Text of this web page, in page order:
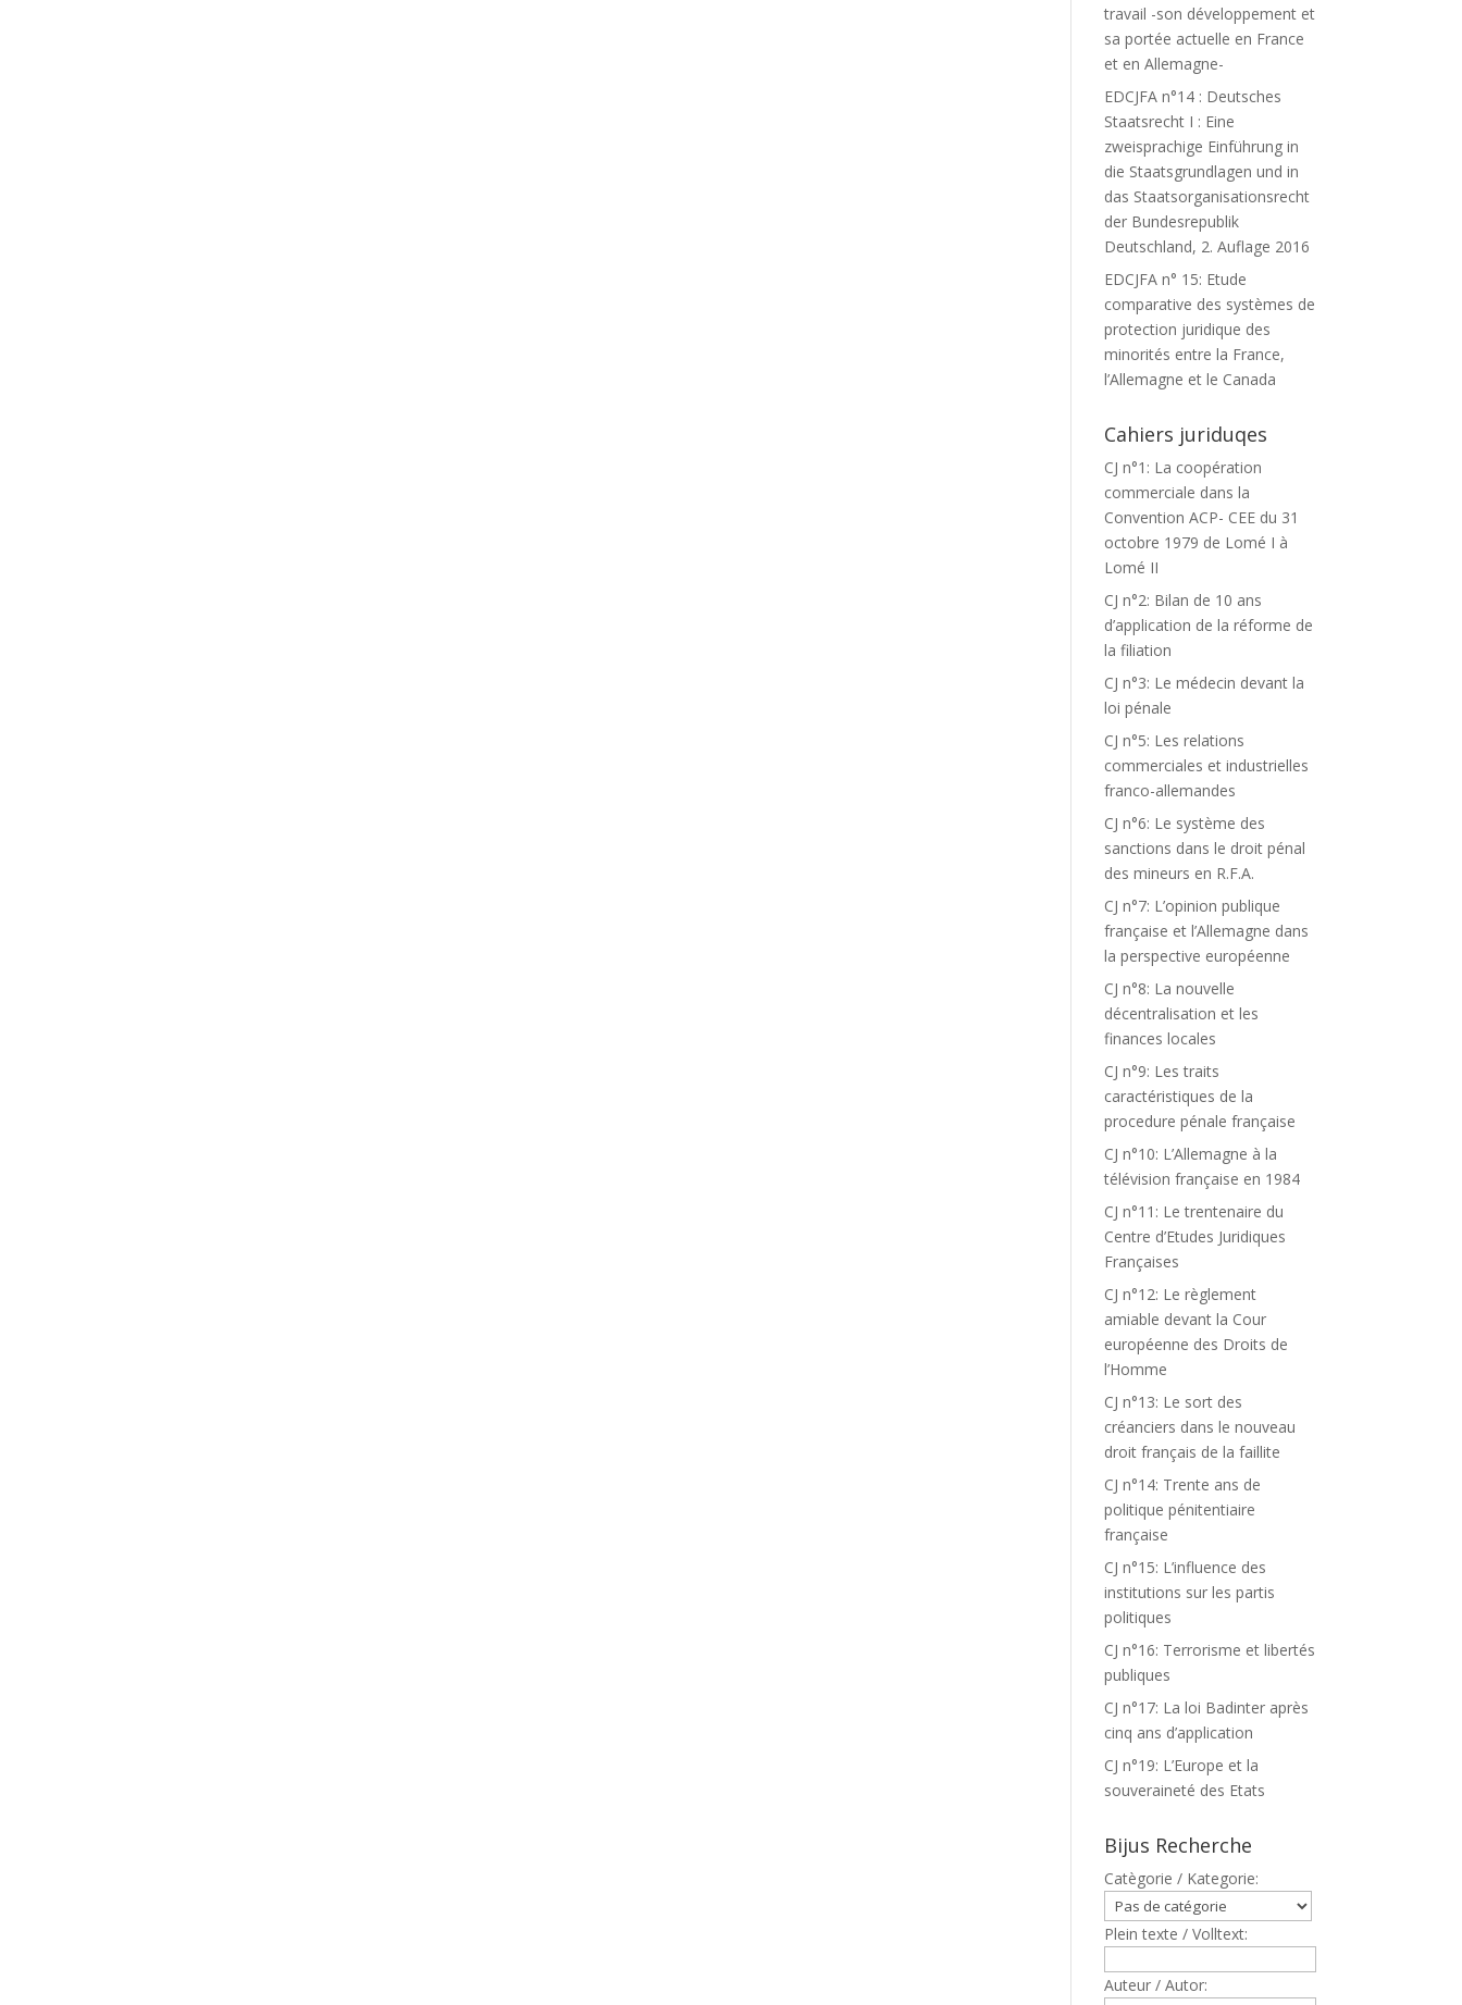
travail -son développement et
sa portée actuelle en France
et en Allemagne-
EDCJFA n°14 : Deutsches
Staatsrecht I : Eine
zweisprachige Einführung in
die Staatsgrundlagen und in
das Staatsorganisationsrecht
der Bundesrepublik
Deutschland, 2. Auflage 2016
EDCJFA n° 15: Etude
comparative des systèmes de
protection juridique des
minorités entre la France,
l’Allemagne et le Canada
Cahiers juriduqes
CJ n°1: La coopération
commerciale dans la
Convention ACP- CEE du 31
octobre 1979 de Lomé I à
Lomé II
CJ n°2: Bilan de 10 ans
d’application de la réforme de
la filiation
CJ n°3: Le médecin devant la
loi pénale
CJ n°5: Les relations
commerciales et industrielles
franco-allemandes
CJ n°6: Le système des
sanctions dans le droit pénal
des mineurs en R.F.A.
CJ n°7: L’opinion publique
française et l’Allemagne dans
la perspective européenne
CJ n°8: La nouvelle
décentralisation et les
finances locales
CJ n°9: Les traits
caractéristiques de la
procedure pénale française
CJ n°10: L’Allemagne à la
télévision française en 1984
CJ n°11: Le trentenaire du
Centre d’Etudes Juridiques
Françaises
CJ n°12: Le règlement
amiable devant la Cour
européenne des Droits de
l’Homme
CJ n°13: Le sort des
créanciers dans le nouveau
droit français de la faillite
CJ n°14: Trente ans de
politique pénitentiaire
française
CJ n°15: L’influence des
institutions sur les partis
politiques
CJ n°16: Terrorisme et libertés
publiques
CJ n°17: La loi Badinter après
cinq ans d’application
CJ n°19: L’Europe et la
souveraineté des Etats
Bijus Recherche
Catègorie / Kategorie:
Plein texte / Volltext:
Auteur / Autor: